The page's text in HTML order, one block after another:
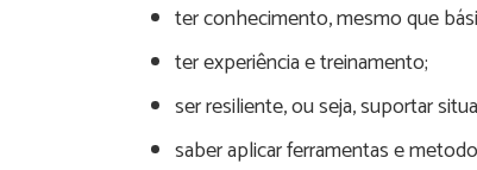
ter conhecimento, mesmo que
ter experiência e treinamento;
ser resiliente, ou seja, suportar
saber aplicar ferramentas e